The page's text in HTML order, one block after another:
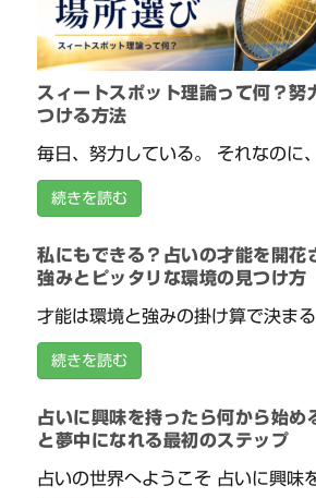
スィートスポット理論って何？努
つける方法
毎日、努力している。 それなのに
続きを読む
私にもできる？占いの才能を開花
強みとピッタリな環境の見つけ方
才能は環境と強みの掛け算で決まる
続きを読む
占いに興味を持ったら何から始め
と夢中になれる最初のステップ
占いの世界へようこそ 占いに興味